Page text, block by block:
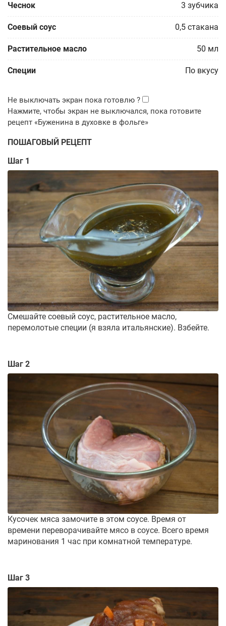
Чеснок 3 зубчика
Соевый соус 0,5 стакана
Растительное масло 50 мл
Специи По вкусу
ПОШАГОВЫЙ РЕЦЕПТ
Шаг 1
Смешайте соевый соус, растительное масло,
перемолотые специи (я взяла итальянские). Взбейте.
Шаг 2
Кусочек мяса замочите в этом соусе. Время от
времени переворачивайте мясо в соусе. Всего время
маринования 1 час при комнатной температуре.
Шаг 3